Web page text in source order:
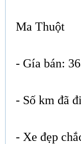
Ma Thuột
- Gía bán:
- Số km đã
- Xe đẹp